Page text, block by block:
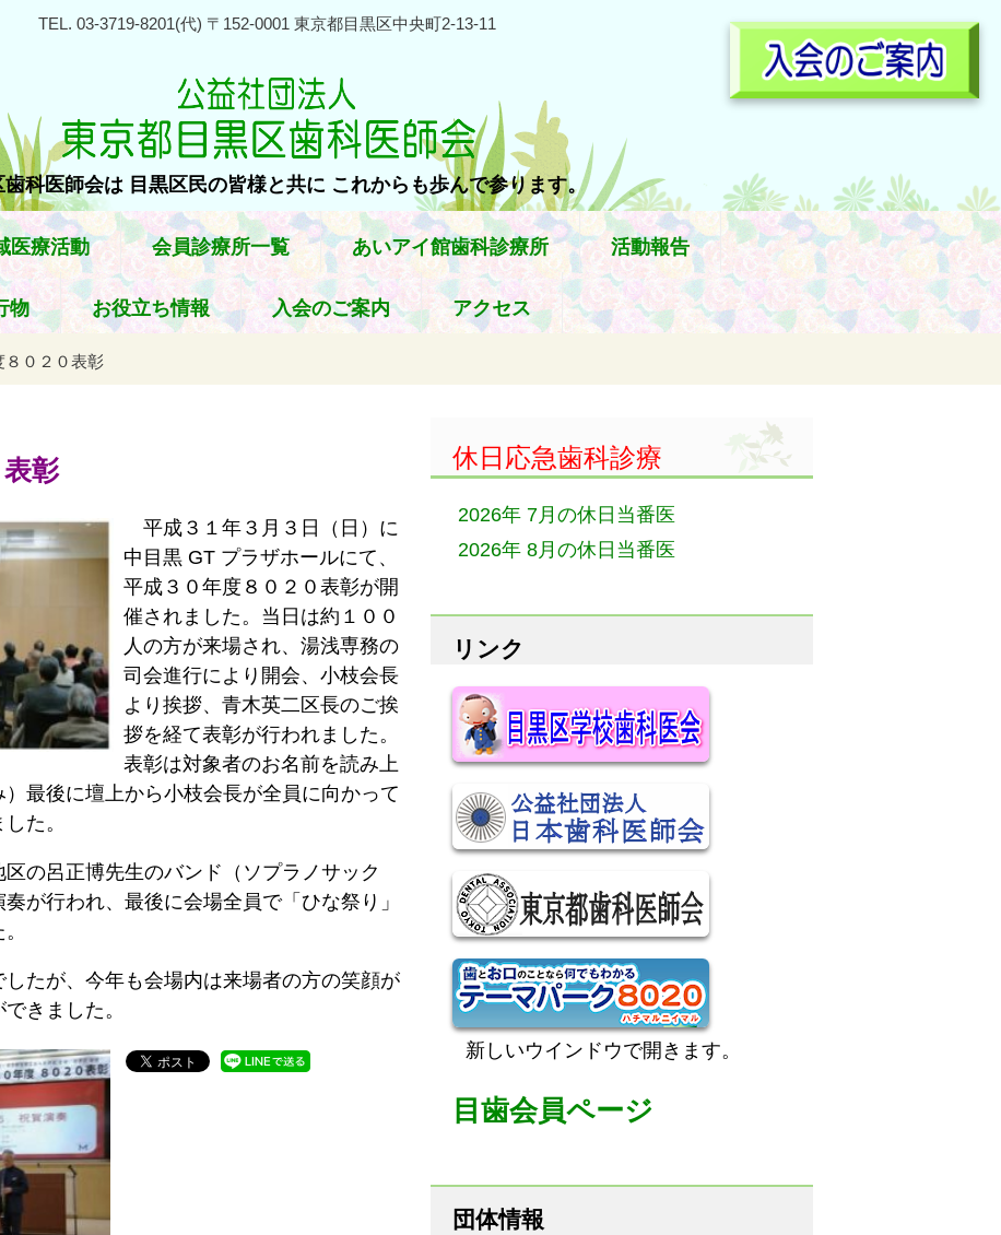
TEL. 03-3719-8201(代) 〒152-0001 東京都目黒区中央町2-13-11
歯科医師会は 目黒区民の皆様と共に これからも歩んで参ります。
医療活動 会員診療所一覧 あいアイ館歯科診療所 活動報告
物 お役立ち情報 入会のご案内 アクセス
８０２０表彰
彰
平成３１年３月３日（日）に
中目黒 GT プラザホールにて、
平成３０年度８０２０表彰が開
催されました。当日は約１００
人の方が来場され、湯浅専務の
司会進行により開会、小枝会長
より挨拶、青木英二区長のご挨
拶を経て表彰が行われました。
表彰は対象者のお名前を読み上
最後に壇上から小枝会長が全員に向かって
た。
の呂正博先生のバンド（ソプラノサック
が行われ、最後に会場全員で「ひな祭り」
たが、今年も会場内は来場者の方の笑顔が
きました。
休日応急歯科診療
2026年 7月の休日当番医
2026年 8月の休日当番医
リンク
新しいウインドウで開きます。
目歯会員ページ
団体情報